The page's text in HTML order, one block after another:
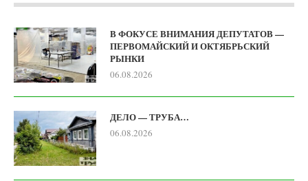
В ФОКУСЕ ВНИМАНИЯ ДЕПУТАТОВ —
ПЕРВОМАЙСКИЙ И ОКТЯБРЬСКИЙ
РЫНКИ
06.08.2026
ДЕЛО — ТРУБА…
06.08.2026